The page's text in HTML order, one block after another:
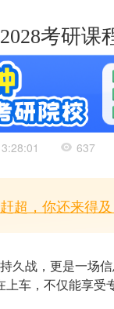
考研
637
超，你还来得
久战，更是一场
车，不仅能享受